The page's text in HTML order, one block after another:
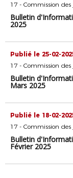
17 - Commission
Bulletin
2025
Publié le 25-02-
17 - Commission
Bulletin
Mars 2025
Publié le 18-02-
17 - Commission
Bulletin
Février 2025